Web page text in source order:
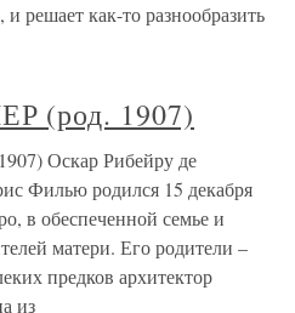
решает как-то разнообразить
(род. 1907)
Оскар Рибейру де
Филью родился 15 декабря
в обеспеченной семье и
матери. Его родители –
предков архитектор
из